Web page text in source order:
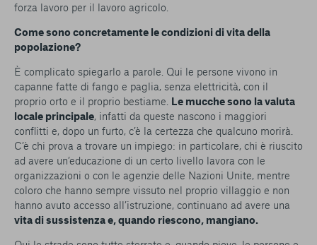
forza lavoro per il lavoro agricolo.
Come sono concretamente le condizioni di vita della
popolazione?
È complicato spiegarlo a parole. Qui le persone vivono in
capanne fatte di fango e paglia, senza elettricità, con il
proprio orto e il proprio bestiame. Le mucche sono la valuta
locale principale, infatti da queste nascono i maggiori
conflitti e, dopo un furto, c’è la certezza che qualcuno morirà.
C’è chi prova a trovare un impiego: in particolare, chi è riuscito
ad avere un’educazione di un certo livello lavora con le
organizzazioni o con le agenzie delle Nazioni Unite, mentre
coloro che hanno sempre vissuto nel proprio villaggio e non
hanno avuto accesso all’istruzione, continuano ad avere una
vita di sussistenza e, quando riescono, mangiano.